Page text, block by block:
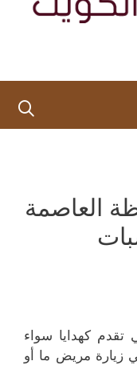
العاصمة
تقدم كهدايا سواء
زيارة مريض ما أو